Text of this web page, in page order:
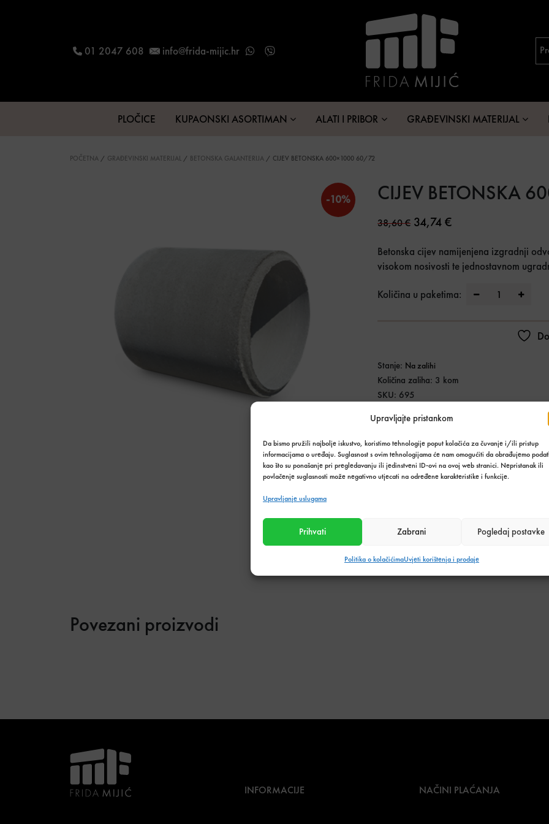
Upravljajte pristankom
Da bismo pružili najbolje iskustvo, koristimo tehnologije poput kolačića za čuvanje i/ili pristup
informacijama o uređaju. Suglasnost s ovim tehnologijama će nam omogućiti da obrađujemo
kao što su ponašanje pri pregledavanju ili jedinstveni ID-ovi na ovoj web stranici. Nepristanak ili
povlačenje suglasnosti može negativno utjecati na određene karakteristike i funkcije.
Upravljanje uslugama
Prihvati Zabrani Pogledaj postavke
Politika o kolačićimaUvjeti korištenja i prodaje
01 2047 608 info@frida-mijic.hr
Main NavigationPLOČICE KUPAONSKI ASORTIMAN ALATI I PRIBOR GRAĐEVINSKI MATERIJAL
POČETNA / GRAĐEVINSKI MATERIJAL / BETONSKA GALANTERIJA / CIJEV BETONSKA 600×1000 60/72
-10% CIJEV BETONSKA
38,60€ Original price was: 38,60 €.
34,74€Current price is:
Betonska cijev namijenjena izgradnji
visokom nosivosti te jednostavnom
Količina u paketima: CIJEV
Stanje: Na zalihi
Količina zaliha: 3 kom
SKU: 695
Težina 296 kg
Povezani proizvodi
INFORMACIJE NAČINI PLAĆANJA